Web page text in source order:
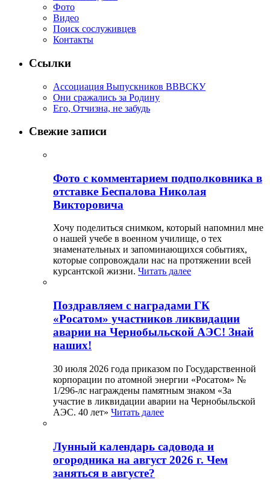
Фото
Видео
Поиск сослуживцев
Контакты
Ссылки
Ассоциация Выпускников ВВВСКУ
Они сражались за Родину
Его, Отчизна, не забудь
Свежие записи
Фото с комментарием подполковника в
отставке Беспалова Николая
Викторовича
Хочу поделиться снимком, который напомнил мне
о нашей учебе в военном училище, о тех
знаменательных и запоминающихся событиях,
которые сопровождали нас на протяжении всей
курсантской жизни. Читать далее
Поздравляем с наградами ГК
«Росатом» участников ликвидации
аварии на Чернобыльской АЭС! Знай
наших!
30 июля 2026 года приказом по Государственной
корпорации по атомной энергии «Росатом» №
1/296-лс награждены памятным знаком «За
участие в ликвидации аварии на Чернобыльской
АЭС. 40 лет» Читать далее
Лунный календарь садовода и
огородника на август 2026 г. Чем
заняться в августе?